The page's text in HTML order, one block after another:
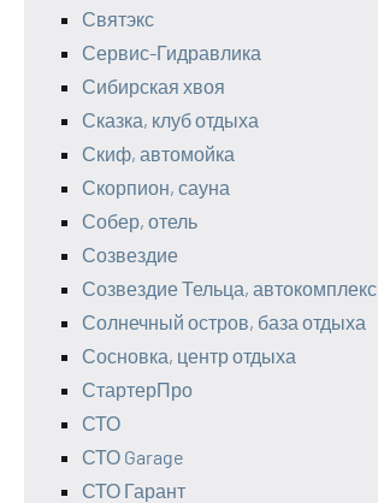
Святэкс
Сервис-Гидравлика
Сибирская хвоя
Сказка, клуб отдыха
Скиф, автомойка
Скорпион, сауна
Собер, отель
Созвездие
Созвездие Тельца, автокомплекс
Солнечный остров, база отдыха
Сосновка, центр отдыха
СтартерПро
СТО
СТО Garage
СТО Гарант